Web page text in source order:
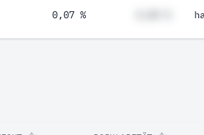
0,07 %